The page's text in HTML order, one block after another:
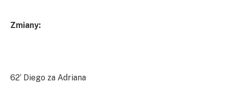
Zmiany:
62‘ Diego za Adriana